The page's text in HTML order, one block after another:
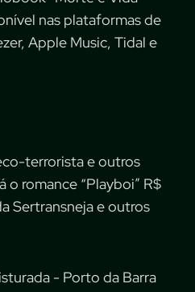
nas plataformas de
Apple Music, Tidal e
terrorista e outros
o romance “Playboi” R$
Sertransneja e outros
- Porto da Barra